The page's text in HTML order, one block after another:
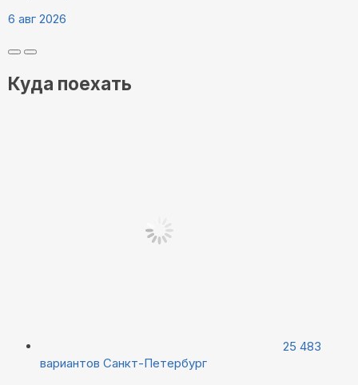
6 авг 2026
Куда поехать
25 483
вариантов Санкт-Петербург